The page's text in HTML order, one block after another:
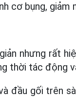
cơ bụng,
nhưng rất
thời tác động
đầu gối trên